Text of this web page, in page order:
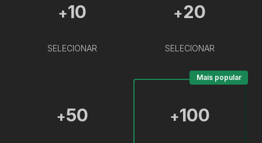
+10
SELECIONAR
+20
SELECIONAR
+50 +100
Mais popular